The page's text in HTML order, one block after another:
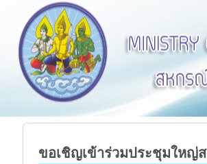
ขอเชิญเข้าร่วมประชุมใหญ่